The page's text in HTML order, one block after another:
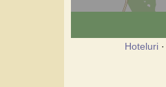
Hoteluri·